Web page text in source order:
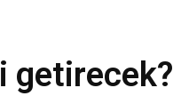
getirecek?